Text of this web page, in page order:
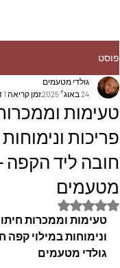
פוסט
טעימות
פריכות
חובה ליד הקפה -
מטעמים
גולדי מטעמים
24 באוג׳ 2025
זמן קריאה 1 דקות
דירוג של NaN מתוך 5 כוכבים
טעימות וממכרות
ונימוחות במילוי
גולדי מטעמים